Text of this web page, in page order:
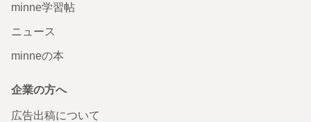
minne学習帖
ニュース
minneの本
企業の方へ
広告出稿について